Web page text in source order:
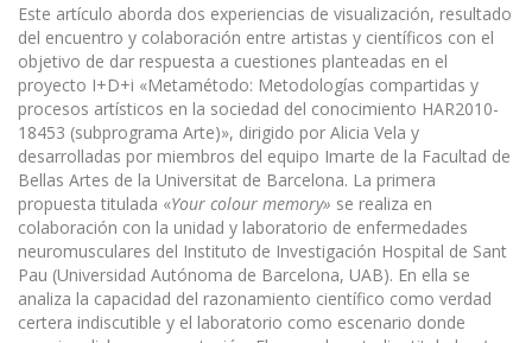
Este artículo aborda dos experiencias de visualización, resultado
del encuentro y colaboración entre artistas y científicos con el
objetivo de dar respuesta a cuestiones planteadas en el
proyecto I+D+i «Metamétodo: Metodologías compartidas y
procesos artísticos en la sociedad del conocimiento HAR2010-
18453 (subprograma Arte)», dirigido por Alicia Vela y
desarrolladas por miembros del equipo Imarte de la Facultad de
Bellas Artes de la Universitat de Barcelona. La primera
propuesta titulada «Your colour memory» se realiza en
colaboración con la unidad y laboratorio de enfermedades
neuromusculares del Instituto de Investigación Hospital de Sant
Pau (Universidad Autónoma de Barcelona, UAB). En ella se
analiza la capacidad del razonamiento científico como verdad
certera indiscutible y el laboratorio como escenario donde